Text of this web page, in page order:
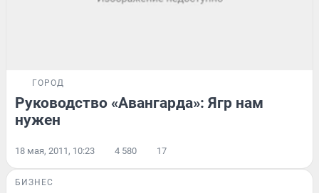
ГОРОД
Руководство «Авангарда»: Ягр нам
нужен
18 мая, 2011, 10:23 4 580 17
БИЗНЕС